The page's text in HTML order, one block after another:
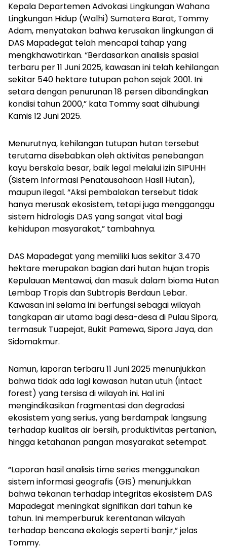
Kepala Departemen Advokasi Lingkungan Wahana
Lingkungan Hidup (Walhi) Sumatera Barat, Tommy
Adam, menyatakan bahwa kerusakan lingkungan di
DAS Mapadegat telah mencapai tahap yang
mengkhawatirkan. “Berdasarkan analisis spasial
terbaru per 11 Juni 2025, kawasan ini telah kehilangan
sekitar 540 hektare tutupan pohon sejak 2001. Ini
setara dengan penurunan 18 persen dibandingkan
kondisi tahun 2000,” kata Tommy saat dihubungi
Kamis 12 Juni 2025.
Menurutnya, kehilangan tutupan hutan tersebut
terutama disebabkan oleh aktivitas penebangan
kayu berskala besar, baik legal melalui izin SIPUHH
(Sistem Informasi Penatausahaan Hasil Hutan),
maupun ilegal. “Aksi pembalakan tersebut tidak
hanya merusak ekosistem, tetapi juga mengganggu
sistem hidrologis DAS yang sangat vital bagi
kehidupan masyarakat,” tambahnya.
DAS Mapadegat yang memiliki luas sekitar 3.470
hektare merupakan bagian dari hutan hujan tropis
Kepulauan Mentawai, dan masuk dalam bioma Hutan
Lembap Tropis dan Subtropis Berdaun Lebar.
Kawasan ini selama ini berfungsi sebagai wilayah
tangkapan air utama bagi desa-desa di Pulau Sipora,
termasuk Tuapejat, Bukit Pamewa, Sipora Jaya, dan
Sidomakmur.
Namun, laporan terbaru 11 Juni 2025 menunjukkan
bahwa tidak ada lagi kawasan hutan utuh (intact
forest) yang tersisa di wilayah ini. Hal ini
mengindikasikan fragmentasi dan degradasi
ekosistem yang serius, yang berdampak langsung
terhadap kualitas air bersih, produktivitas pertanian,
hingga ketahanan pangan masyarakat setempat.
“Laporan hasil analisis time series menggunakan
sistem informasi geografis (GIS) menunjukkan
bahwa tekanan terhadap integritas ekosistem DAS
Mapadegat meningkat signifikan dari tahun ke
tahun. Ini memperburuk kerentanan wilayah
terhadap bencana ekologis seperti banjir,” jelas
Tommy.